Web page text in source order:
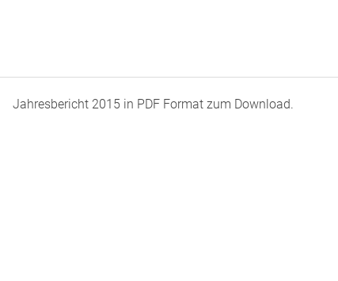
Jahresbericht 2015 in PDF Format zum Download.